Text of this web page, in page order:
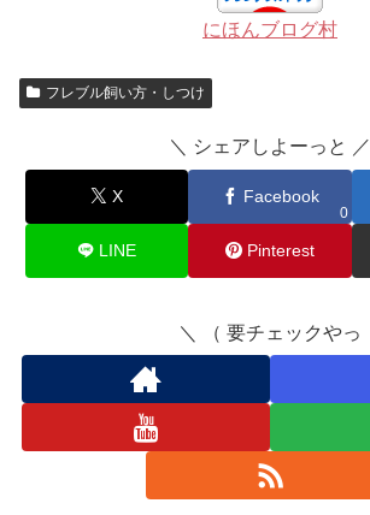
にほんブログ村
フレブル飼い方・しつけ
＼ シェアしよーっと ／
X Facebook
0
LINE Pinterest
＼ （ 要チェックやっ